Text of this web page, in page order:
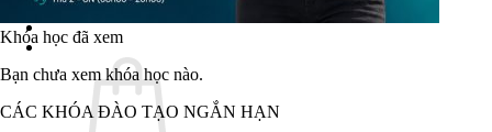
Khóa học đã xem
Bạn chưa xem khóa học nào.
CÁC KHÓA ĐÀO TẠO NGẮN HẠN